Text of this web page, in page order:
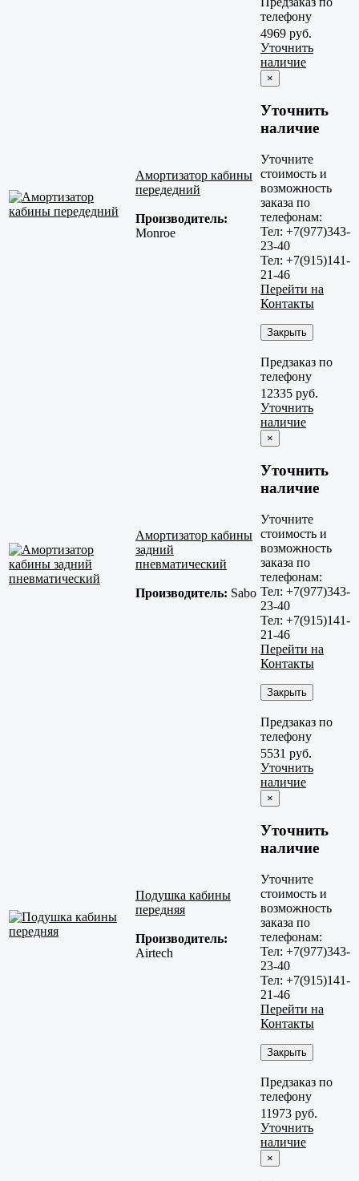
телефону
Амортизатор кабины
передедний
Производитель:
Monroe
4969 руб.
Уточнить
наличие
×
Уточнить
наличие
Уточните
стоимость и
возможность
заказа по
телефонам:
Тел: +7(977)343-
23-40
Тел: +7(915)141-
21-46
Перейти на
Контакты
Закрыть
Предзаказ по
телефону
Амортизатор кабины
задний
пневматический
Производитель: Sabo
12335 руб.
Уточнить
наличие
×
Уточнить
наличие
Уточните
стоимость и
возможность
заказа по
телефонам:
Тел: +7(977)343-
23-40
Тел: +7(915)141-
21-46
Перейти на
Контакты
Закрыть
Предзаказ по
телефону
Подушка кабины
передняя
Производитель:
Airtech
5531 руб.
Уточнить
наличие
×
Уточнить
наличие
Уточните
стоимость и
возможность
заказа по
телефонам:
Тел: +7(977)343-
23-40
Тел: +7(915)141-
21-46
Перейти на
Контакты
Закрыть
Предзаказ по
телефону
11973 руб.
Уточнить
наличие
×